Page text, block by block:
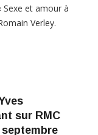
et amour à
Verley.
sur RMC